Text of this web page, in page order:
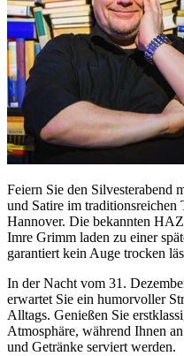
Feiern Sie den Silvesterabend
und Satire im
Hannover. Die bekannten
Imre Grimm laden zu einer
garantiert kein Auge trocken
In der Nacht vom 31.
erwartet Sie ein humorvoller
Alltags. Genießen Sie
Atmosphäre, während Ihnen
und Getränke serviert werden.